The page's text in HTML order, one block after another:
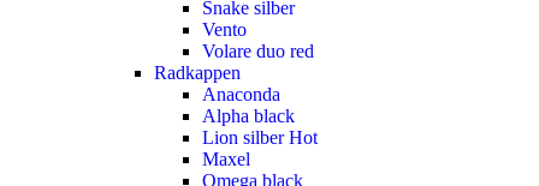
Snake silber
Vento
Volare duo red
Radkappen
Anaconda
Alpha black
Lion silberHot
Maxel
Omega black